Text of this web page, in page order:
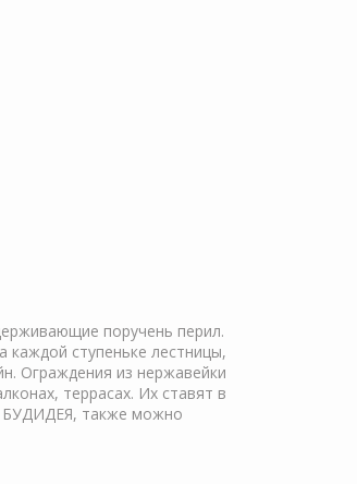
поручень перил.
ступеньке лестницы,
Ограждения из нержавейки
террасах. Их ставят в
БУДИДЕЯ, также можно